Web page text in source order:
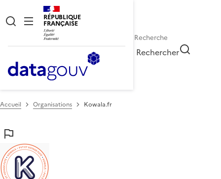
RÉPUBLIQUE
FRANÇAISE
Rechercher
Accueil Organisations Kowala.fr